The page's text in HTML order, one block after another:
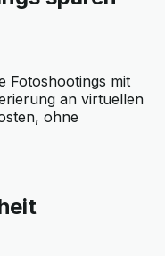
Fotoshootings mit
an virtuellen
ohne